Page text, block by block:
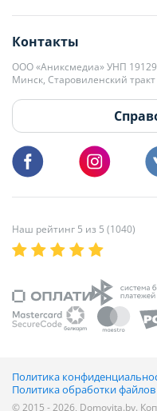
editor@domovita.by
Мы принимаем звонки и
18:00.
+375 29 563-15-61
kb@domovita.by
+375 29 179-11-28
vg@domovita.by
Пишите и звоните нам в
Контакты
ООО «Аниксмедиа» УНП
Минск, Старовиленский
Наш рейтинг 5 из 5 (1040)
Политика
Политика обработки
© 2015 - 2026, Domovita.by.